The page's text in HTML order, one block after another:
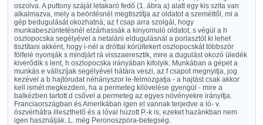
oszolva. A puttony száját letakaró fedő (1. ábra a) alatt egy kis szita van
alkalmazva, mely a beöntésnél megtisztítja az oldatot a szeméttől, mi a
gép bedugulását okozhatná; az f csap arra szolgál, hogy
munkabeszüntetésnél elzárhassák a kinyomuló oldatot, s végül a h
oszlopocska segélyével a netaláni eldugulásnál a porlasztót ki lehet
tisztítani akként, hogy i-nél a dróttal körültekert oszlopocskát többször
fölfelé nyomják s mindjárt rá visszaeresztik, mire a dugulást okozó üledék
kiverődik s lent, h oszlopocska irányában kifolyik. Munkában a gépet a
munkás e vállszíjak segélyével hátára veszi, az f csapot megnyitja, jog
kezével a b hajtórudat néhányszor le-felmozgatja - a hajtást csak akkor
kell ismét megkezdeni, ha a permeteg kilövelése gyengül - mire a
balkézben tartott d csővel a permeteg az egyes növényekre irányítja.
Franciaországban és Amerikában igen el vannak terjedve a ló- v.
öszvérhátra illeszthető és a lóval húzott P.-k is; ezeket hazánkban nem
igen használják. L. még Peronoszpora-betegség.